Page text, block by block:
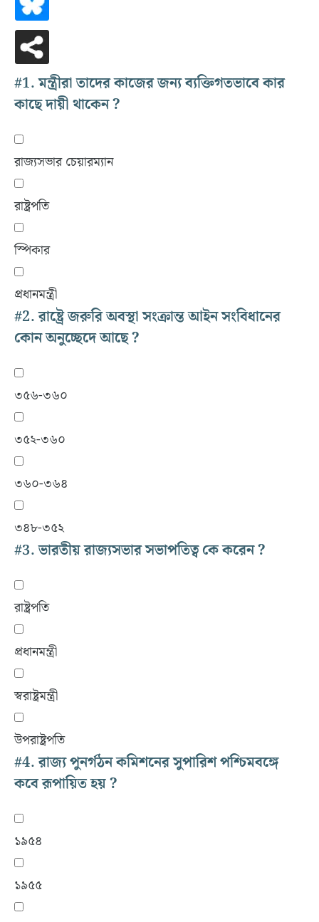
#1.মন্ত্রীরা তাদের কাজের জন্য ব্যক্তিগতভাবে কার
কাছে দায়ী থাকেন ?
রাজ্যসভার চেয়ারম্যান
রাষ্ট্রপতি
স্পিকার
প্রধানমন্ত্রী
#2.রাষ্ট্রে জরুরি অবস্থা সংক্রান্ত আইন সংবিধানের
কোন অনুচ্ছেদে আছে ?
৩৫৬-৩৬০
৩৫২-৩৬০
৩৬০-৩৬৪
৩৪৮-৩৫২
#3.ভারতীয় রাজ্যসভার সভাপতিত্ব কে করেন ?
রাষ্ট্রপতি
প্রধানমন্ত্রী
স্বরাষ্ট্রমন্ত্রী
উপরাষ্ট্রপতি
#4.রাজ্য পুনর্গঠন কমিশনের সুপারিশ পশ্চিমবঙ্গে
কবে রূপায়িত হয় ?
১৯৫৪
১৯৫৫